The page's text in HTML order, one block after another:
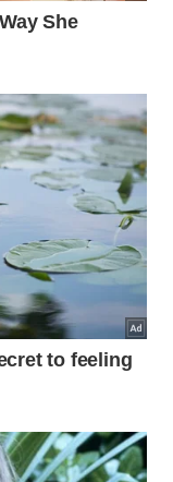
nas
imensos para
ambiente
a presença
mais
paze
para escutar a
mais
hábito simples
diária
.